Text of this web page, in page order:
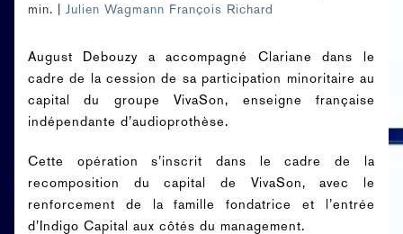
min. |
Julien Wagmann François Richard
August Debouzy a accompagné Clariane dans le
cadre de la cession de sa participation minoritaire au
capital du groupe VivaSon, enseigne française
indépendante d’audioprothèse.
Cette opération s’inscrit dans le cadre de la
recomposition du capital de VivaSon, avec le
renforcement de la famille fondatrice et l’entrée
d’Indigo Capital aux côtés du management.